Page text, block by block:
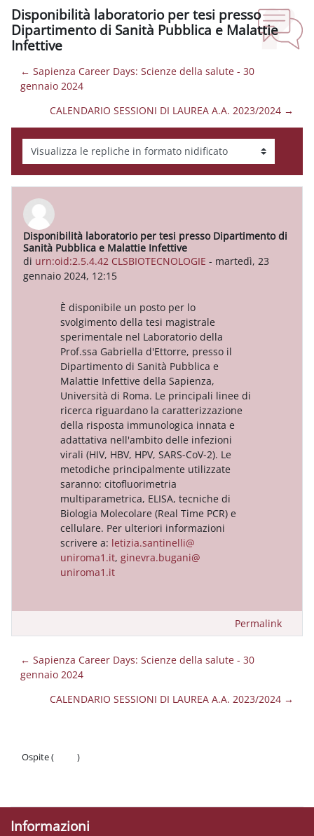
Disponibilità laboratorio per tesi presso
Dipartimento di Sanità Pubblica e Malattie
Infettive
← Sapienza Career Days: Scienze della salute - 30
gennaio 2024
CALENDARIO SESSIONI DI LAUREA A.A. 2023/2024 →
Modalità visualizzazione
Disponibilità laboratorio per tesi presso Dipartimento di
Sanità Pubblica e Malattie Infettive
di urn:oid:2.5.4.42 CLSBIOTECNOLOGIE - martedì, 23
gennaio 2024, 12:15
Numero di risposte: 0
È disponibile un posto per lo
svolgimento della tesi magistrale
sperimentale nel Laboratorio della
Prof.ssa Gabriella d'Ettorre, presso il
Dipartimento di Sanità Pubblica e
Malattie Infettive della Sapienza,
Università di Roma. Le principali linee di
ricerca riguardano la caratterizzazione
della risposta immunologica innata e
adattativa nell'ambito delle infezioni
virali (HIV, HBV, HPV, SARS-CoV-2). Le
metodiche principalmente utilizzate
saranno: citofluorimetria
multiparametrica, ELISA, tecniche di
Biologia Molecolare (Real Time PCR) e
cellulare. Per ulteriori informazioni
scrivere a: letizia.santinelli@
uniroma1.it, ginevra.bugani@
uniroma1.it
Permalink
← Sapienza Career Days: Scienze della salute - 30
gennaio 2024
CALENDARIO SESSIONI DI LAUREA A.A. 2023/2024 →
Ospite (
)
Informazioni